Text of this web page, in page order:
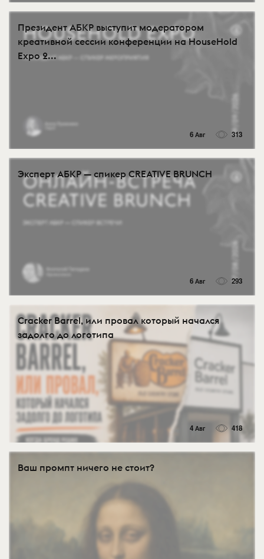
Президент АБКР выступит модератором
креативной сессии конференции на HouseHold
Expo 2...
6 Авг 313
Эксперт АБКР — спикер CREATIVE BRUNCH
6 Авг 293
Cracker Barrel, или провал который начался
задолго до логотипа
4 Авг 418
Ваш промпт ничего не стоит?